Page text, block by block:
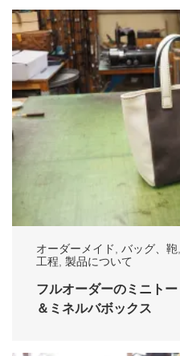
オーダーメイド バッグ、鞄
工程 製品について
フルオーダーのミニト
＆ミネルバボックス